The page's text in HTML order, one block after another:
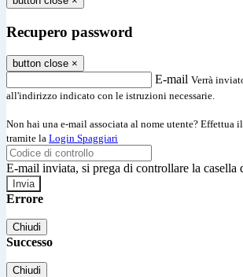
Recupero password
button close ×
E-mail Verrà
all'indirizzo indicato con le istruzioni necessarie.
Non hai una e-mail associata al nome utente? Effettua
tramite la Login Spaggiari
E-mail inviata, si prega di controllare la casella
Errore
Chiudi
Successo
Chiudi